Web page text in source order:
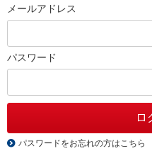
メールアドレス
パスワード
パスワードをお忘れの方はこちら